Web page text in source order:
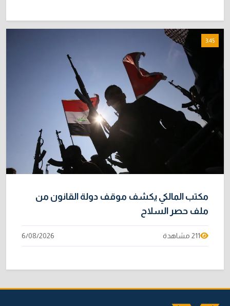
3:45
مكتب المالكي يكشف موقف دولة القانون من
ملف حصر السلاح
211 مشاهدة 6/08/2026